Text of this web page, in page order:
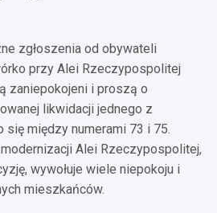
zgłoszenia od obywateli
przy Alei Rzeczypospolitej
zaniepokojeni i proszą o
likwidacji jednego z
się między numerami 73 i 75.
Alei Rzeczypospolitej,
wywołuje wiele niepokoju i
mieszkańców.